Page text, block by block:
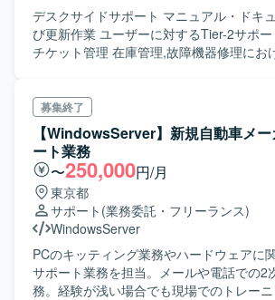
デスクサイドサポート マニュアル・ドキュメント作成およ
び更新作業 ユーザーに対するTier-2サポ
チケット管理 在庫管理,故障機器修理にお
おけるWin10とWin11の混合資材の管理 プ
するレポートを提出,チームとプロジェク
会社の指示に基づく受渡・回収業務,Silva
の入力・更新 利用者との連携・連絡,資産
ルの作成
募集終了
【WindowsServer】新規自動車メ
ート業務
〜250,000円/月
東京都
サポート (業務委託・フリーランス)
WindowsServer
PCのキッティング業務やハードウェアに
サポート業務を担当。メールや電話での2
務。経験が浅い場合でも現場でのトレー